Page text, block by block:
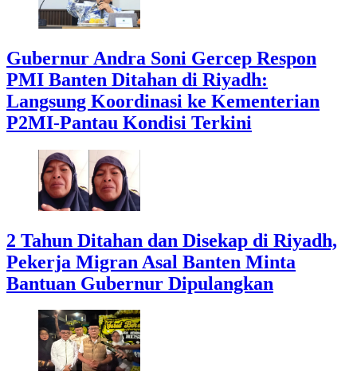
Gubernur Andra Soni Gercep Respon
PMI Banten Ditahan di Riyadh:
Langsung Koordinasi ke Kementerian
P2MI-Pantau Kondisi Terkini
2 Tahun Ditahan dan Disekap di Riyadh,
Pekerja Migran Asal Banten Minta
Bantuan Gubernur Dipulangkan